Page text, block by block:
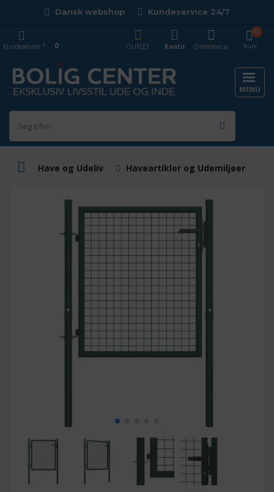
Dansk webshop Kundeservice 24/7
Kurv
0
OUTLET
Konto Ordrestatus
Kundeservice 0
MENU
Have og Udeliv Haveartikler og Udemiljøer